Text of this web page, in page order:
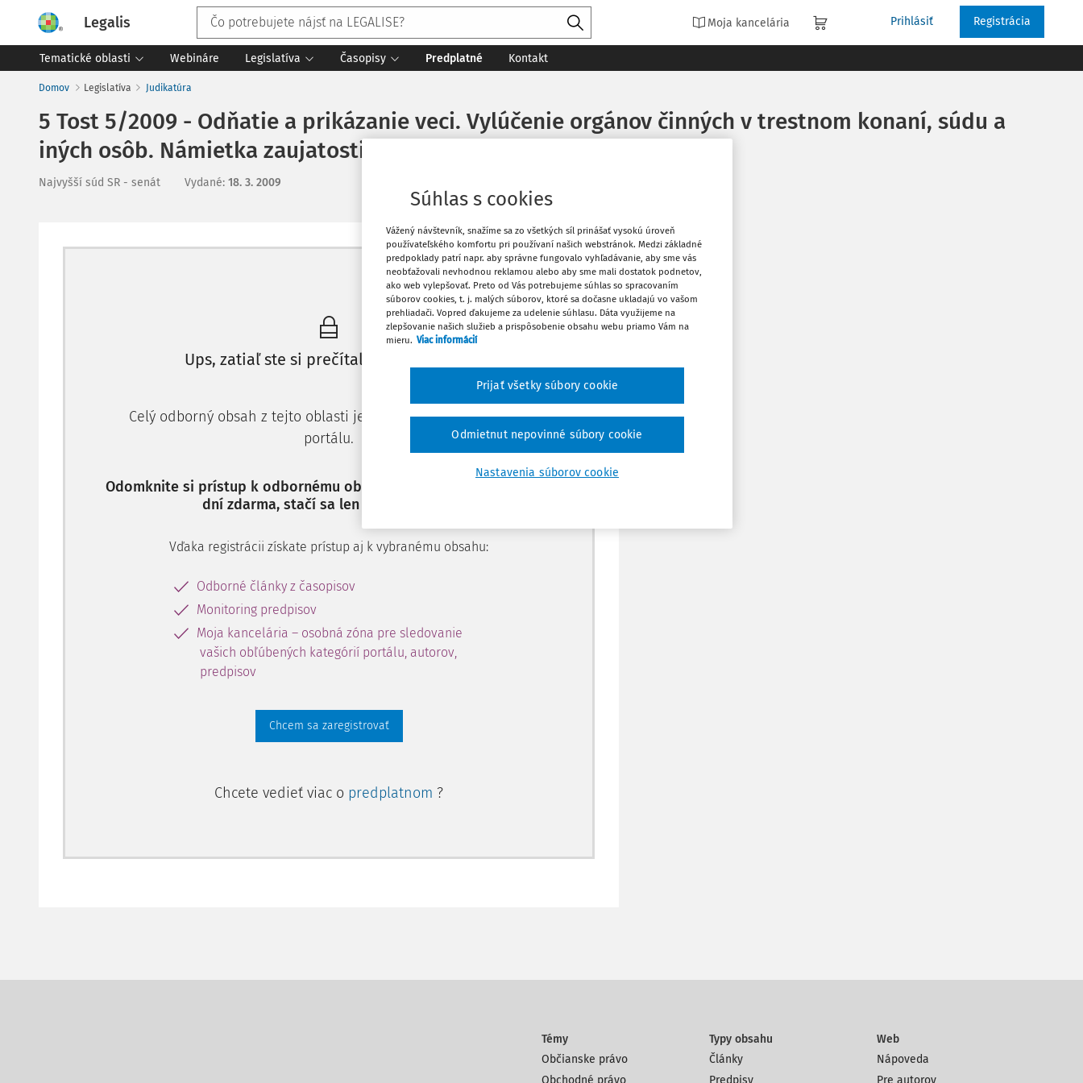
Legalis Moja kancelária Prihlásiť Registrácia
Tematické oblasti Webináre Legislatíva Časopisy Predplatné Kontakt
Domov Legislatíva Judikatúra
5 Tost 5/2009 - Odňatie a prikázanie veci. Vylúčenie orgánov činných v trestnom konaní, súdu a
iných osôb. Námietka zaujatosti.
Najvyšší súd SR - senát Vydané: 18. 3. 2009
Máte predplatné? Prihláste sa
Ups, zatiaľ ste si prečítali len začiatok...
Celý odborný obsah z tejto oblasti je dostupný predplatiteľom
portálu.
Odomknite si prístup k odbornému obsahu a získajte prístup na 10
dní zdarma, stačí sa len zaregistrovať.
Vďaka registrácii získate prístup aj k vybranému obsahu:
Odborné články z časopisov
Monitoring predpisov
Moja kancelária – osobná zóna pre sledovanie
vašich obľúbených kategórií portálu, autorov,
predpisov
Chcem sa zaregistrovať
Chcete vedieť viac o predplatnom ?
Vytlačiť
Obľúbené
Témy
Občianske právo
Obchodné právo
Typy obsahu
Články
Predpisy
Web
Nápoveda
Pre autorov
Súhlas s cookies
Vážený návštevník, snažíme sa zo všetkých síl prinášať vysokú úroveň
používateľského komfortu pri používaní našich webstránok. Medzi základné
predpoklady patrí napr. aby správne fungovalo vyhľadávanie, aby sme vás
neobťažovali nevhodnou reklamou alebo aby sme mali dostatok podnetov,
ako web vylepšovať. Preto od Vás potrebujeme súhlas so spracovaním
súborov cookies, t. j. malých súborov, ktoré sa dočasne ukladajú vo vašom
prehliadači. Vopred ďakujeme za udelenie súhlasu. Dáta využijeme na
zlepšovanie našich služieb a prispôsobenie obsahu webu priamo Vám na
mieru. Viac informácií
Nastavenia súborov cookie
Odmietnut nepovinné súbory cookie
Prijať všetky súbory cookie